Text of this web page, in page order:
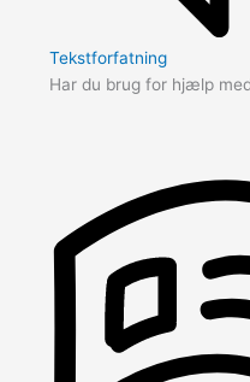
Tekstforfatning
Har du brug for hjælp